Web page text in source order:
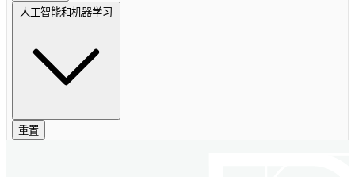
人工智能和机器学习
重置